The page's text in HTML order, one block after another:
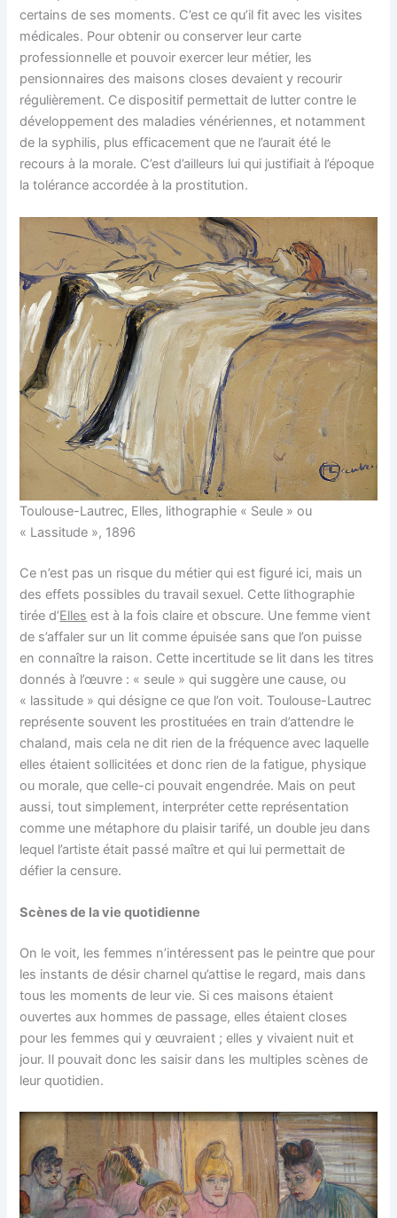
certains de ses moments. C’est ce qu’il fit avec les visites
médicales. Pour obtenir ou conserver leur carte
professionnelle et pouvoir exercer leur métier, les
pensionnaires des maisons closes devaient y recourir
régulièrement. Ce dispositif permettait de lutter contre le
développement des maladies vénériennes, et notamment
de la syphilis, plus efficacement que ne l’aurait été le
recours à la morale. C’est d’ailleurs lui qui justifiait à l’époque
la tolérance accordée à la prostitution.
Toulouse-Lautrec, Elles, lithographie « Seule » ou
« Lassitude », 1896
Ce n’est pas un risque du métier qui est figuré ici, mais un
des effets possibles du travail sexuel. Cette lithographie
tirée d’Elles est à la fois claire et obscure. Une femme vient
de s’affaler sur un lit comme épuisée sans que l’on puisse
en connaître la raison. Cette incertitude se lit dans les titres
donnés à l’œuvre : « seule » qui suggère une cause, ou
« lassitude » qui désigne ce que l’on voit. Toulouse-Lautrec
représente souvent les prostituées en train d’attendre le
chaland, mais cela ne dit rien de la fréquence avec laquelle
elles étaient sollicitées et donc rien de la fatigue, physique
ou morale, que celle-ci pouvait engendrée. Mais on peut
aussi, tout simplement, interpréter cette représentation
comme une métaphore du plaisir tarifé, un double jeu dans
lequel l’artiste était passé maître et qui lui permettait de
défier la censure.
Scènes de la vie quotidienne
On le voit, les femmes n’intéressent pas le peintre que pour
les instants de désir charnel qu’attise le regard, mais dans
tous les moments de leur vie. Si ces maisons étaient
ouvertes aux hommes de passage, elles étaient closes
pour les femmes qui y œuvraient ; elles y vivaient nuit et
jour. Il pouvait donc les saisir dans les multiples scènes de
leur quotidien.